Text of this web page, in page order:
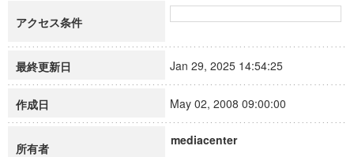
アクセス条件
最終更新日 Jan 29, 2025 14:54:25
作成日 May 02, 2008 09:00:00
所有者
mediacenter